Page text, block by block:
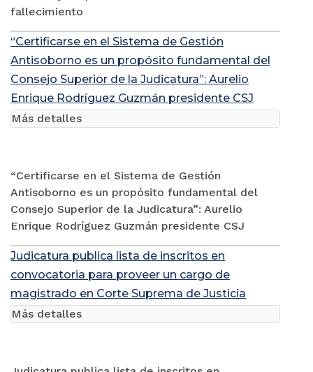
fallecimiento
“Certificarse en el Sistema de Gestión
Antisoborno es un propósito fundamental del
Consejo Superior de la Judicatura”: Aurelio
Enrique Rodríguez Guzmán presidente CSJ
“Certificarse en el Sistema de Gestión
Antisoborno es un propósito fundamental del
Consejo Superior de la Judicatura”: Aurelio
Enrique Rodríguez Guzmán presidente CSJ
Más detalles
Judicatura publica lista de inscritos en
convocatoria para proveer un cargo de
magistrado en Corte Suprema de Justicia
Más detalles